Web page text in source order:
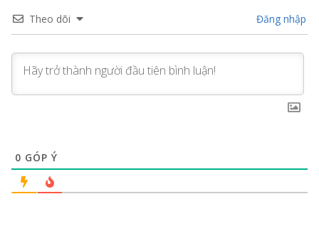
Theo dõi Đăng nhập
0 GÓP Ý